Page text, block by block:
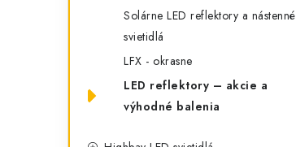
Solárne LED reflektory a nástenné
svietidlá
LFX - okrasne
LED reflektory – akcie a
výhodné balenia